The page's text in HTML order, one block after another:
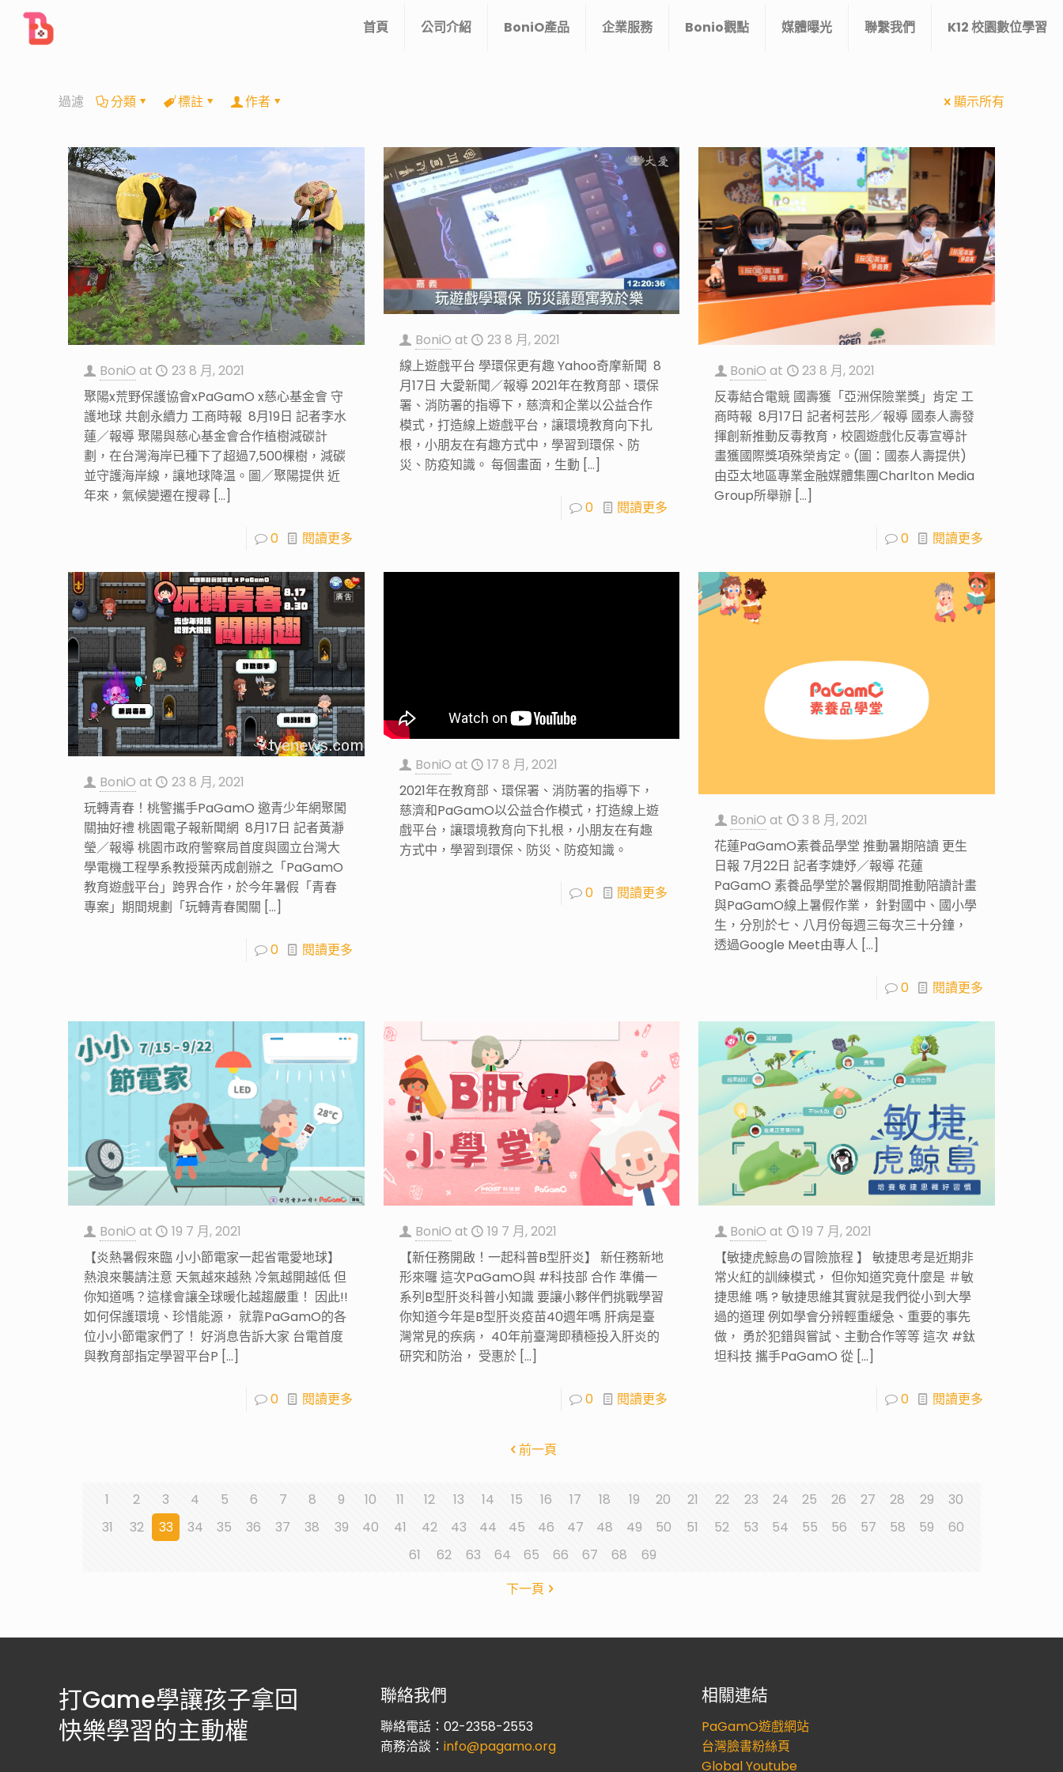
首頁 公司介紹 BoniO產品 企業服務 Bonio觀點 媒體曝光 聯繫我們 K12 校園數位學習
過濾 分類 標註 作者 顯示所有
BoniO at
23 8 月, 2021
聚陽x荒野保護協會xPaGamO x慈心基金會 守
護地球 共創永續力 工商時報 8月19日 記者李水
蓮／報導 聚陽與慈心基金會合作植樹減碳計
劃，在台灣海岸已種下了超過7,500棵樹，減碳
並守護海岸線，讓地球降温。圖／聚陽提供 近
年來，氣候變遷在搜尋[…]
0 閱讀更多
BoniO at
23 8 月, 2021
線上遊戲平台 學環保更有趣 Yahoo奇摩新聞 8
月17日 大愛新聞／報導 2021年在教育部、環保
署、消防署的指導下，慈濟和企業以公益合作
模式，打造線上遊戲平台，讓環境教育向下扎
根，小朋友在有趣方式中，學習到環保、防
災、防疫知識。 每個畫面，生動 […]
0 閱讀更多
BoniO at
23 8 月, 2021
反毒結合電競 國壽獲「亞洲保險業獎」肯定 工
商時報 8月17日 記者柯芸彤／報導 國泰人壽發
揮創新推動反毒教育，校園遊戲化反毒宣導計
畫獲國際獎項殊榮肯定。(圖：國泰人壽提供)
由亞太地區專業金融媒體集團Charlton Media
Group所舉辦 […]
0 閱讀更多
BoniO at
23 8 月, 2021
玩轉青春！桃警攜手PaGamO 邀青少年網聚闖
關抽好禮 桃園電子報新聞網 8月17日 記者黃瀞
瑩／報導 桃園市政府警察局首度與國立台灣大
學電機工程學系教授葉丙成創辦之「PaGamO
教育遊戲平台」跨界合作，於今年暑假「青春
專案」期間規劃「玩轉青春闖關 […]
0 閱讀更多
BoniO at
17 8 月, 2021
2021年在教育部、環保署、消防署的指導下，
慈濟和PaGamO以公益合作模式，打造線上遊
戲平台，讓環境教育向下扎根，小朋友在有趣
方式中，學習到環保、防災、防疫知識。
0 閱讀更多
BoniO at
3 8 月, 2021
花蓮PaGamO素養品學堂 推動暑期陪讀 更生
日報 7月22日 記者李婕妤／報導 花蓮
PaGamO 素養品學堂於暑假期間推動陪讀計畫
與PaGamO線上暑假作業， 針對國中、國小學
生，分別於七、八月份每週三每次三十分鐘，
透過Google Meet由專人 […]
0 閱讀更多
BoniO at
19 7 月, 2021
【炎熱暑假來臨 小小節電家一起省電愛地球】
熱浪來襲請注意 天氣越來越熱 冷氣越開越低 但
你知道嗎？這樣會讓全球暖化越趨嚴重！ 因此!!
如何保護環境、珍惜能源， 就靠PaGamO的各
位小小節電家們了！ 好消息告訴大家 台電首度
與教育部指定學習平台P […]
0 閱讀更多
BoniO at
19 7 月, 2021
【新任務開啟！一起科普B型肝炎】 新任務新地
形來囉 這次PaGamO與 #科技部 合作 準備一
系列B型肝炎科普小知識 要讓小夥伴們挑戰學習
你知道今年是B型肝炎疫苗40週年嗎 肝病是臺
灣常見的疾病， 40年前臺灣即積極投入肝炎的
研究和防治， 受惠於 […]
0 閱讀更多
BoniO at
19 7 月, 2021
【敏捷虎鯨島の冒險旅程 】 敏捷思考是近期非
常火紅的訓練模式， 但你知道究竟什麼是 ＃敏
捷思維 嗎 ? 敏捷思維其實就是我們從小到大學
過的道理 例如學會分辨輕重緩急、重要的事先
做， 勇於犯錯與嘗試、主動合作等等 這次 #鈦
坦科技 攜手PaGamO 從 […]
0 閱讀更多
前一頁
1 2 3 4 5 6 7 8 9 10 11 12 13 14 15 16 17 18 19 20 21 22 23 24 25 26 27 28 29
30
31
32 33 34 35 36 37 38 39 40 41 42 43 44 45 46 47 48 49 50 51 52 53 54 55 56 57 58 59
60
61
62 63 64 65 66 67 68
69
下一頁
打Game學讓孩子拿回
快樂學習的主動權
聯絡我們
聯絡電話：02-2358-2553
商務洽談： info@pagamo.org
相關連結
PaGamO遊戲網站
台灣臉書粉絲頁
Global Youtube